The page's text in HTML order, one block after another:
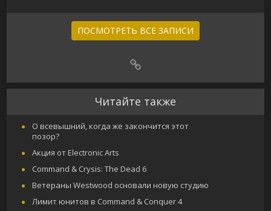
ПОСМОТРЕТЬ ВСЕ ЗАПИСИ
Читайте также
О всевышний, когда же закончится этот
позор?
Акция от Electronic Arts
Command & Crysis: The Dead 6
Ветераны Westwood основали новую студию
Лимит юнитов в Command & Conquer 4